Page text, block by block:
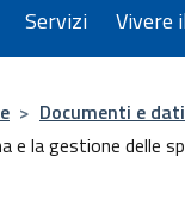
Servizi Vivere
> Documenti e dati
e la gestione delle